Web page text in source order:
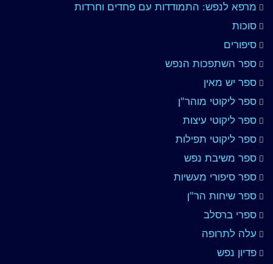
מרפא לנפש: התמודדות עם פחדים וחרדות
סוכות
סיפורים
ספר השתפכות הנפש
ספר יש מאין
ספר ליקוטי מוהר"ן
ספר ליקוטי עיצות
ספר ליקוטי תפילות
ספר משיבת נפש
ספר סיפורי מעשיות
ספר שיחות הר"ן
ספרי ברסלב
עלה לתרופה
פדיון נפש